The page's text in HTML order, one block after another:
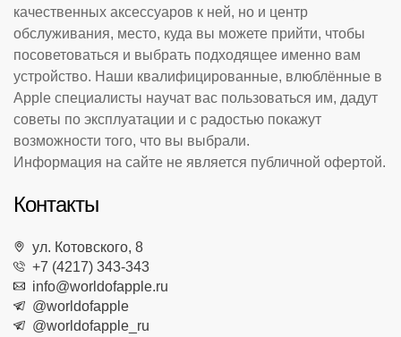
качественных аксессуаров к ней, но и центр
обслуживания, место, куда вы можете прийти, чтобы
посоветоваться и выбрать подходящее именно вам
устройство. Наши квалифицированные, влюблённые в
Apple специалисты научат вас пользоваться им, дадут
советы по эксплуатации и с радостью покажут
возможности того, что вы выбрали.
Информация на сайте не является публичной офертой.
Контакты
ул. Котовского, 8
+7 (4217) 343-343
info@worldofapple.ru
@worldofapple
@worldofapple_ru